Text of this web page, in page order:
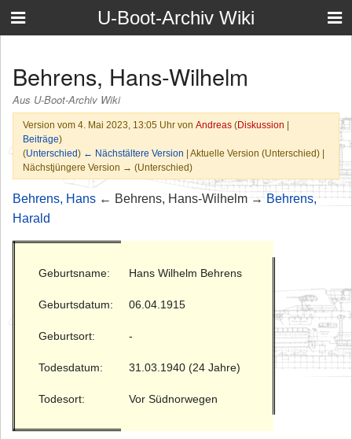
U-Boot-Archiv Wiki
Behrens, Hans-Wilhelm
Aus U-Boot-Archiv Wiki
Version vom 4. Mai 2023, 13:05 Uhr von Andreas (Diskussion |
Beiträge)
(Unterschied) ← Nächstältere Version | Aktuelle Version (Unterschied) |
Nächstjüngere Version → (Unterschied)
Behrens, Hans ← Behrens, Hans-Wilhelm → Behrens,
Harald
Geburtsname: Hans Wilhelm Behrens
Geburtsdatum: 06.04.1915
Geburtsort: -
Todesdatum: 31.03.1940 (24 Jahre)
Todesort: Vor Südnorwegen